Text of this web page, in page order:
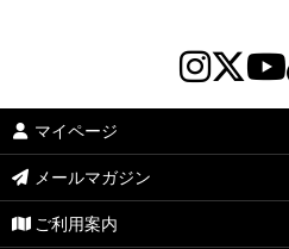
マイページ
メールマガジン
ご利用案内